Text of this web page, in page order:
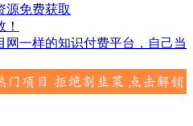
源免费获取
一样的知识付费平台，自己当